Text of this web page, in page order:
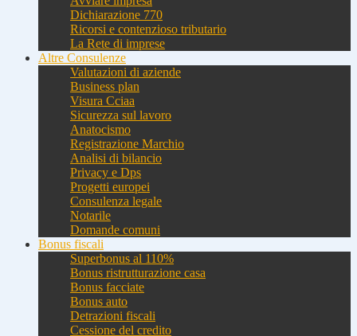
Dichiarazione 770
Ricorsi e contenzioso tributario
La Rete di imprese
Altre Consulenze
Valutazioni di aziende
Business plan
Visura Cciaa
Sicurezza sul lavoro
Anatocismo
Registrazione Marchio
Analisi di bilancio
Privacy e Dps
Progetti europei
Consulenza legale
Notarile
Domande comuni
Bonus fiscali
Superbonus al 110%
Bonus ristrutturazione casa
Bonus facciate
Bonus auto
Detrazioni fiscali
Cessione del credito